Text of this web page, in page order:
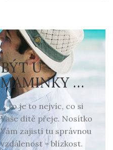
BÝT U
MAMINKY …
… to je to nejvíc, co si
Vaše dítě přeje. Nosítko
Vám zajistí tu správnou
vzdálenost = blízkost.